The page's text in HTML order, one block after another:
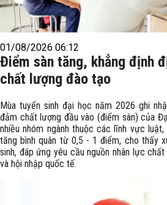
01/08/2026 06:12
Điểm sàn tăng, khẳng định
chất lượng đào tạo
Mùa tuyển sinh đại học năm 2026 ghi
đảm chất lượng đầu vào (điểm sàn) của
nhiều nhóm ngành thuộc các lĩnh vực
tăng bình quân từ 0,5 - 1 điểm, cho thấy
sinh, đáp ứng yêu cầu nguồn nhân lực
và hội nhập quốc tế.